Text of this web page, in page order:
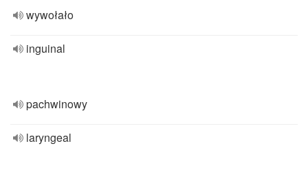
wywołało
inguinal
pachwinowy
laryngeal